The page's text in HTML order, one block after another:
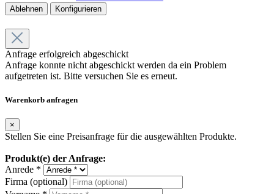
Ablehnen Konfigurieren
Anfrage erfolgreich abgeschickt
Anfrage konnte nicht abgeschickt werden da ein Problem
aufgetreten ist. Bitte versuchen Sie es erneut.
Warenkorb anfragen
×
Stellen Sie eine Preisanfrage für die ausgewählten Produkte.
Produkt(e) der Anfrage:
Anrede *
Firma (optional)